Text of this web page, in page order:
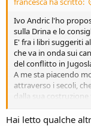
i
c
u
s
s
i
o
n
z
o
Ivo Andric l'ho
sulla Drina e lo
E' fra i libri suggeriti
che va in onda sui
del conflitto in
A me sta piacendo
attraverso i secoli,
dalla sua
dell'intrico di popoli
città attraverso il
Hai letto qualche